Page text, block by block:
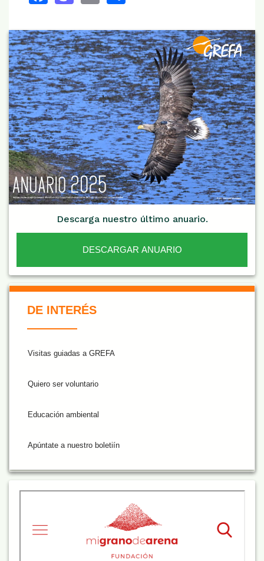
Descarga nuestro último anuario.
DESCARGAR ANUARIO
De Interés NARANJA
DE INTERÉS
Visitas guiadas a GREFA
Quiero ser voluntario
Educación ambiental
Apúntate a nuestro boletiín